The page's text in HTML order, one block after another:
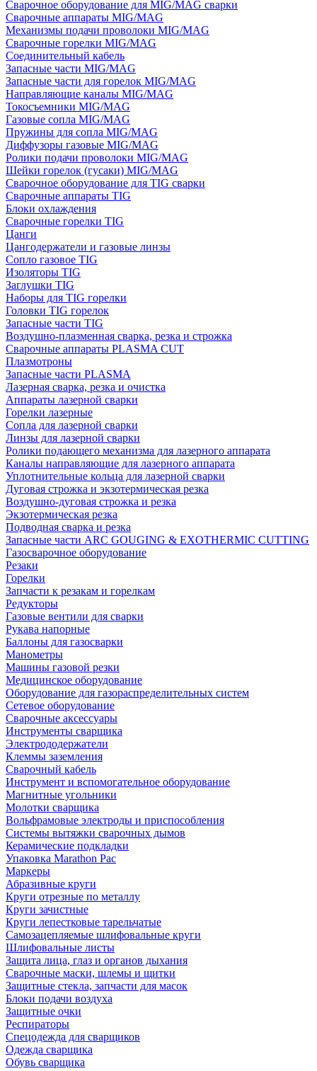
Сварочное оборудование для MIG/MAG сварки
Сварочные аппараты MIG/MAG
Механизмы подачи проволоки MIG/MAG
Сварочные горелки MIG/MAG
Соединительный кабель
Запасные части MIG/MAG
Запасные части для горелок MIG/MAG
Направляющие каналы MIG/MAG
Токосъемники MIG/MAG
Газовые сопла MIG/MAG
Пружины для сопла MIG/MAG
Диффузоры газовые MIG/MAG
Ролики подачи проволоки MIG/MAG
Шейки горелок (гусаки) MIG/MAG
Сварочное оборудование для TIG сварки
Сварочные аппараты TIG
Блоки охлаждения
Сварочные горелки TIG
Цанги
Цангодержатели и газовые линзы
Сопло газовое TIG
Изоляторы TIG
Заглушки TIG
Наборы для TIG горелки
Головки TIG горелок
Запасные части TIG
Воздушно-плазменная сварка, резка и строжка
Сварочные аппараты PLASMA CUT
Плазмотроны
Запасные части PLASMA
Лазерная сварка, резка и очистка
Аппараты лазерной сварки
Горелки лазерные
Сопла для лазерной сварки
Линзы для лазерной сварки
Ролики подающего механизма для лазерного аппарата
Каналы направляющие для лазерного аппарата
Уплотнительные кольца для лазерной сварки
Дуговая строжка и экзотермическая резка
Воздушно-дуговая строжка и резка
Экзотермическая резка
Подводная сварка и резка
Запасные части ARC GOUGING & EXOTHERMIC CUTTING
Газосварочное оборудование
Резаки
Горелки
Запчасти к резакам и горелкам
Редукторы
Газовые вентили для сварки
Рукава напорные
Баллоны для газосварки
Манометры
Машины газовой резки
Медицинское оборудование
Оборудование для газораспределительных систем
Сетевое оборудование
Сварочные аксессуары
Инструменты сварщика
Электрододержатели
Клеммы заземления
Сварочный кабель
Инструмент и вспомогательное оборудование
Магнитные угольники
Молотки сварщика
Вольфрамовые электроды и приспособления
Системы вытяжки сварочных дымов
Керамические подкладки
Упаковка Marathon Pac
Маркеры
Абразивные круги
Круги отрезные по металлу
Круги зачистные
Круги лепестковые тарельчатые
Самозацепляемые шлифовальные круги
Шлифовальные листы
Защита лица, глаз и органов дыхания
Сварочные маски, шлемы и щитки
Защитные стекла, запчасти для масок
Блоки подачи воздуха
Защитные очки
Респираторы
Спецодежда для сварщиков
Одежда сварщика
Обувь сварщика